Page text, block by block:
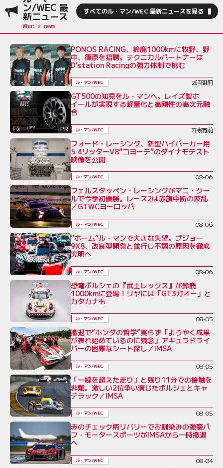
ン/WEC 最
新ニュース すべてのル・マン/WEC 最新ニュースを見る
PONOS RACING、鈴鹿1000kmに牧野、野
中、篠原を招聘。テクニカルパートナーは
D’station Racingの強力体制で挑む
ル・マン/WEC 2時間前
PR
GT500の知見をル・マンへ。レイズ製ホ
イールが実現する軽量化と高剛性の高次元融
合
ル・マン/WEC 7時間前
フォード・レーシング、新型ハイパーカー用
5.4リッターV8“コヨーテ”のダイナモテスト
映像を公開
ル・マン/WEC 08-06
フェルスタッペン・レーシングがマニ・クー
ルで今季初優勝。レース2は赤旗中断の波乱
／GTWCヨーロッパ
ル・マン/WEC 08-06
“ホーム”ル・マンで大きな失望。プジョー
9X8、改良型開発と並行し不調の原因を徹底
究明へ
ル・マン/WEC 08-06
恐竜ポルシェの『武士レックス』が鈴鹿
1000kmに登場！リヤには「GT3ガオー」と
カタカナも
ル・マン/WEC 08-05
撤退で“ホンダの哲学”実らず「ようやく成果
が表れ始めているのに残念」アキュラドライ
バーの困難なシート探し／IMSA
ル・マン/WEC 08-05
「一線を超えた走り」と残り11分での接触を
非難。激しい2位争い演じたポルシェとキャ
デラック／IMSA
ル・マン/WEC 08-05
赤のチェック柄リバリーでお馴染みの強豪パ
フ・モータースポーツがIMSAから一時撤退
へ
ル・マン/WEC 08-04